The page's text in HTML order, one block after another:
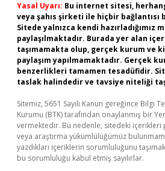
Yasal Uyarı: Bu internet sitesi,
veya şahıs şirketi ile hiçbir bağlantısı
Sitede yalnızca kendi hazırladığımız
paylaşılmaktadır. Burada yer alan
taşımamakta olup, gerçek kurum ve
paylaşım yapılmamaktadır. Gerçek
benzerlikleri tamamen tesadüfidir.
taslak halindedir ve tavsiye niteliği
Sitemiz, 5651 Sayılı Kanun gereğince Bilgi
Kurumu (BTK) tarafından onaylanmış bir
vermektedir. Bu nedenle, sitedeki
veya araştırma yükümlülüğümüz
yazdıkları içeriklerin sorumluluğunu
bu sorumluluğu kabul etmiş sayılırlar.